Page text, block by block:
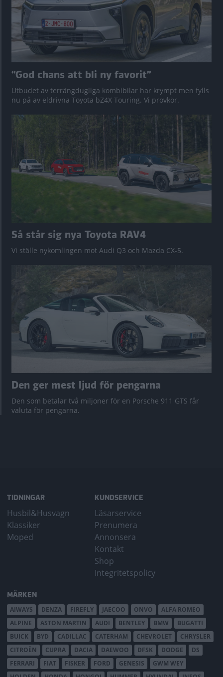
”God chans att bli ny favorit”
Utbudet av terrängdugliga kombibilar har krympt men fylls
nu på av eldrivna Toyota bZ4X Touring. Vi provkör.
Så står sig nya Toyota RAV4
Vi ställe nykomlingen mot Audi Q3 och Mazda CX-5.
Den ger mest ljud för pengarna
Den som betalar två miljoner för en Porsche 911 GTS får
valuta för pengarna.
TIDNINGAR
Husbil&Husvagn
Klassiker
Moped
KUNDSERVICE
Läsarservice
Prenumera
Annonsera
Kontakt
Shop
Integritetspolicy
MÄRKEN
AIWAYS DENZA FIREFLY JAECOO ONVO
ALFA ROMEO
ALPINE
ASTON MARTIN AUDI BENTLEY BMW
BUGATTI
BUICK
BYD CADILLAC CATERHAM CHEVROLET
CHRYSLER
CITROËN
CUPRA DACIA DAEWOO DFSK DODGE
DS
FERRARI
FIAT FISKER FORD GENESIS
GWM WEY